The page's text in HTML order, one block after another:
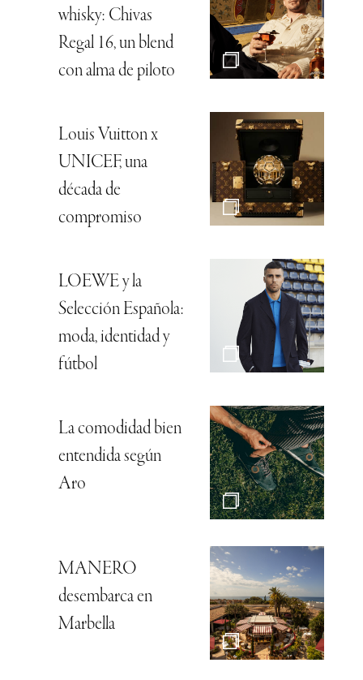
whisky: Chivas
Regal 16, un blend
con alma de piloto
Louis Vuitton x
UNICEF, una
década de
compromiso
LOEWE y la
Selección Española:
moda, identidad y
fútbol
La comodidad bien
entendida según
Aro
MANERO
desembarca en
Marbella